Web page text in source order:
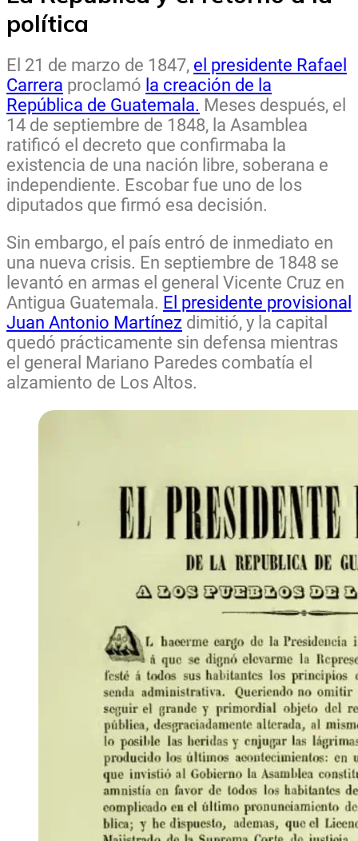
política
El 21 de marzo de 1847, el presidente Rafael
Carrera proclamó la creación de la
República de Guatemala. Meses después, el
14 de septiembre de 1848, la Asamblea
ratificó el decreto que confirmaba la
existencia de una nación libre, soberana e
independiente. Escobar fue uno de los
diputados que firmó esa decisión.
Sin embargo, el país entró de inmediato en
una nueva crisis. En septiembre de 1848 se
levantó en armas el general Vicente Cruz en
Antigua Guatemala. El presidente provisional
Juan Antonio Martínez dimitió, y la capital
quedó prácticamente sin defensa mientras
el general Mariano Paredes combatía el
alzamiento de Los Altos.